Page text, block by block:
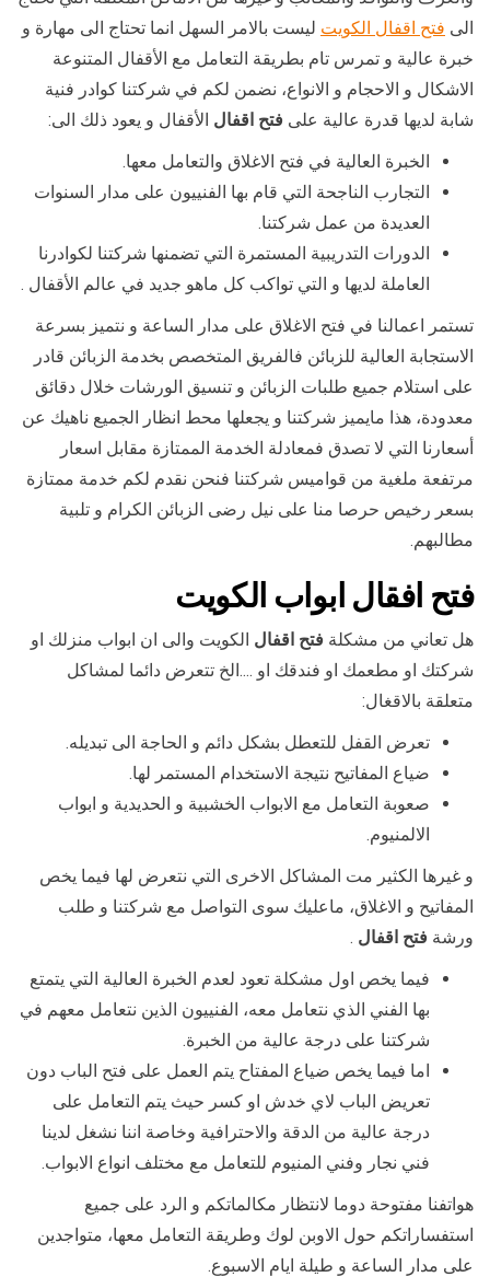
الى فتح اقفال الكويت ليست بالامر السهل انما تحتاج الى مهارة و
خبرة عالية و تمرس تام بطريقة التعامل مع الأقفال المتنوعة
الاشكال و الاحجام و الانواع، نضمن لكم في شركتنا كوادر فنية
شابة لديها قدرة عالية على فتح اقفال الأقفال و يعود ذلك الى:
الخبرة العالية في فتح الاغلاق والتعامل معها.
التجارب الناجحة التي قام بها الفنييون على مدار السنوات
العديدة من عمل شركتنا.
الدورات التدريبية المستمرة التي تضمنها شركتنا لكوادرنا
العاملة لديها و التي تواكب كل ماهو جديد في عالم الأقفال .
تستمر اعمالنا في فتح الاغلاق على مدار الساعة و نتميز بسرعة
الاستجابة العالية للزبائن فالفريق المتخصص بخدمة الزبائن قادر
على استلام جميع طلبات الزبائن و تنسيق الورشات خلال دقائق
معدودة، هذا مايميز شركتنا و يجعلها محط انظار الجميع ناهيك عن
أسعارنا التي لا تصدق فمعادلة الخدمة الممتازة مقابل اسعار
مرتفعة ملغية من قواميس شركتنا فنحن نقدم لكم خدمة ممتازة
بسعر رخيص حرصا منا على نيل رضى الزبائن الكرام و تلبية
مطالبهم.
فتح افقال ابواب الكويت
هل تعاني من مشكلة فتح اقفال الكويت والى ان ابواب منزلك او
شركتك او مطعمك او فندقك او ….الخ تتعرض دائما لمشاكل
متعلقة بالاقغال:
تعرض القفل للتعطل بشكل دائم و الحاجة الى تبديله.
ضياع المفاتيح نتيجة الاستخدام المستمر لها.
صعوبة التعامل مع الابواب الخشبية و الحديدية و ابواب
الالمنيوم.
و غيرها الكثير مت المشاكل الاخرى التي نتعرض لها فيما يخص
المفاتيح و الاغلاق، ماعليك سوى التواصل مع شركتنا و طلب
ورشة فتح اقفال .
فيما يخص اول مشكلة تعود لعدم الخبرة العالية التي يتمتع
بها الفني الذي نتعامل معه، الفنييون الذين نتعامل معهم في
شركتنا على درجة عالية من الخبرة.
اما فيما يخص ضياع المفتاح يتم العمل على فتح الباب دون
تعريض الباب لاي خدش او كسر حيث يتم التعامل على
درجة عالية من الدقة والاحترافية وخاصة اننا نشغل لدينا
فني نجار وفني المنيوم للتعامل مع مختلف انواع الابواب.
هواتفنا مفتوحة دوما لانتظار مكالماتكم و الرد على جميع
استفساراتكم حول الاوبن لوك وطريقة التعامل معها، متواجدين
على مدار الساعة و طيلة ايام الاسبوع.